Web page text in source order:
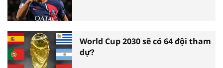
World Cup 2030 sẽ có 64 đội tham
dự?